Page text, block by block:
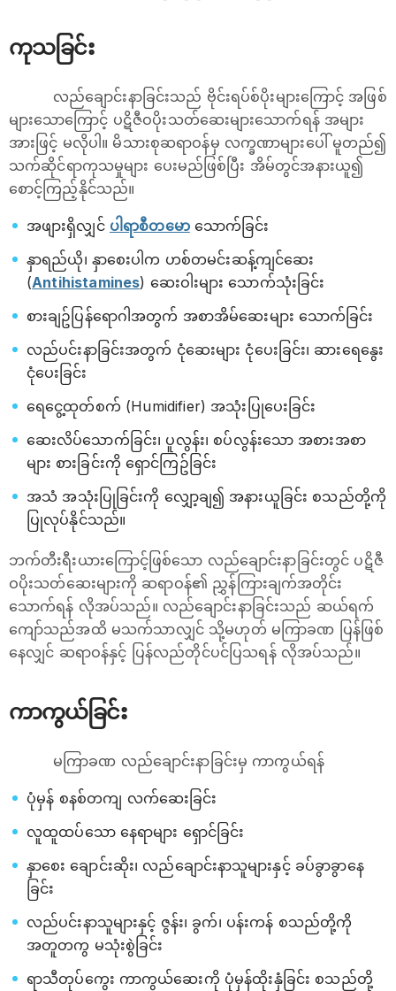
ကုသခြင်း
လည်ချောင်းနာခြင်းသည် ဗိုင်းရပ်စ်ပိုးများကြောင့် အဖြစ်
များသောကြောင့် ပဋိဇီဝပိုးသတ်ဆေးများသောက်ရန် အများ
အားဖြင့် မလိုပါ။ မိသားစုဆရာဝန်မှ လက္ခဏာများပေါ် မူတည်၍
သက်ဆိုင်ရာကုသမှုများ ပေးမည်ဖြစ်ပြီး အိမ်တွင်အနားယူ၍
စောင့်ကြည့်နိုင်သည်။
အဖျားရှိလျှင် ပါရာစီတမောသောက်ခြင်း
နှာရည်ယို၊ နှာစေးပါက ဟစ်တမင်းဆန့်ကျင်ဆေး
(Antihistamines) ဆေးဝါးများ သောက်သုံးခြင်း
စားချဥ်ပြန်‌ရောဂါအတွက် အစာအိမ်ဆေးများ သောက်ခြင်း
လည်ပင်းနာခြင်းအတွက် ငုံဆေးများ ငုံပေးခြင်း၊ ‌‌ဆားရေနွေး
ငုံပေးခြင်း
‌ရေငွေ့ထုတ်စက် (Humidifier) အသုံးပြုပေးခြင်း
ဆေးလိပ်သောက်ခြင်း၊ ပူလွန်း၊ စပ်လွန်းသော အစားအစာ
များ စားခြင်းကို ရှောင်ကြဥ်ခြင်း
အသံ အသုံးပြုခြင်းကို လျှော့ချ၍ အနားယူခြင်း စသည်တို့ကို
ပြုလုပ်နိုင်သည်။
ဘက်တီးရီးယားကြောင့်ဖြစ်သော လည်ချောင်းနာခြင်းတွင် ပဋိဇီ
ဝပိုးသတ်ဆေးများကို ဆရာဝန်၏ ညွှန်ကြားချက်အတိုင်း
သောက်ရန် လိုအပ်သည်။ လည်ချောင်းနာခြင်းသည် ဆယ်ရက်
ကျော်သည်အထိ မသက်သာလျှင် သို့မဟုတ် မကြာခဏ ပြန်ဖြစ်
နေလျှင် ဆရာဝန်နှင့် ပြန်လည်တိုင်ပင်ပြသရန် လိုအပ်သည်။
ကာကွယ်ခြင်း
မကြာခဏ လည်ချောင်းနာခြင်းမှ ကာကွယ်ရန်
ပုံမှန် စနစ်တကျ လက်ဆေးခြင်း
လူထူထပ်သော နေ‌ရာများ ရှောင်ခြင်း
နှာစေး ချောင်းဆိုး၊ လည်ချောင်းနာသူများနှင့် ခပ်ခွာခွာနေ
ခြင်း
လည်ပင်းနာသူများနှင့် ဇွန်း၊ ခွက်၊ ပန်းကန် စသည်တို့ကို
အတူတကွ မသုံးစွဲခြင်း
ရာသီတုပ်ကွေး ကာကွယ်ဆေးကို ပုံမှန်ထိုးနှံခြင်း စသည်တို့